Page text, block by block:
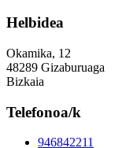
Helbidea
Okamika, 12
48289 Gizaburuaga
Bizkaia
Telefonoa/k
946842211